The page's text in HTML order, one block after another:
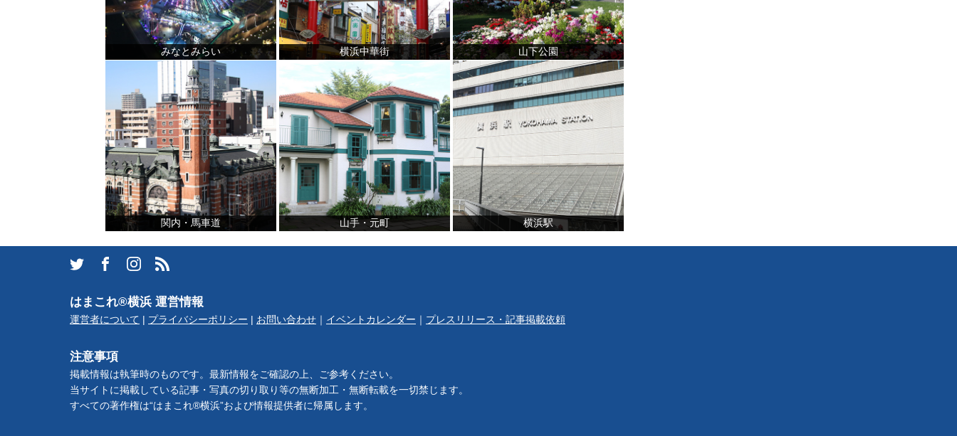
みなとみらい 横浜中華街 山下公園
関内・馬車道 山手・元町 横浜駅
サイトについて
はまこれ®横浜 運営情報
運営者について プライバシーポリシー お問い合わせ イベントカレンダー プレスリリース・記事掲載依頼
注意事項
掲載情報は執筆時のものです。最新情報をご確認の上、ご参考ください。
当サイトに掲載している記事・写真の切り取り等の無断加工・無断転載を一切禁じます。
すべての著作権は“はまこれ®横浜”および情報提供者に帰属します。